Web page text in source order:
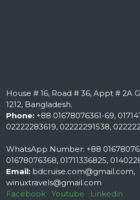
House # 16, Road # 36, Appt # 2A
1212, Bangladesh.
Phone: +88 01678076361-69,
02222283619, 02222291538,
WhatsApp Number: +88
01678076368, 01711336825,
Email: bdcruise.com@gmail.com,
winuxtravels@gmail.com
Facebook
Youtube Linkedin